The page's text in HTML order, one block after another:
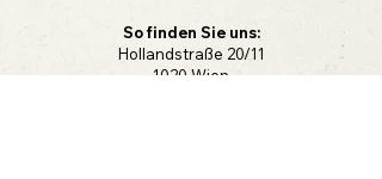
So finden Sie uns:
Hollandstraße 20/11
1020 Wien